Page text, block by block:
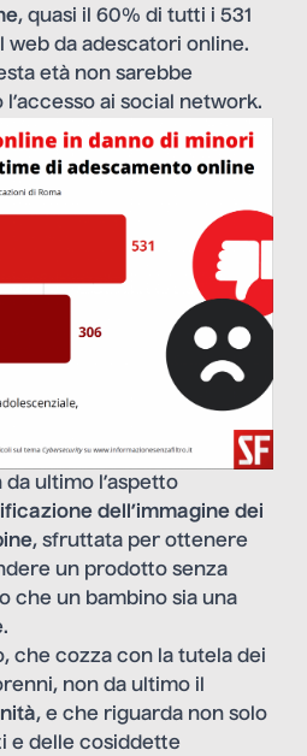
, quasi il 60% di tutti i 531
da adescatori online.
età non sarebbe
ai social network.
ultimo l’aspetto
dell’immagine dei
, sfruttata per ottenere
un prodotto senza
che un bambino sia una
che cozza con la tutela dei
non da ultimo il
, e che riguarda non solo
e delle cosiddette